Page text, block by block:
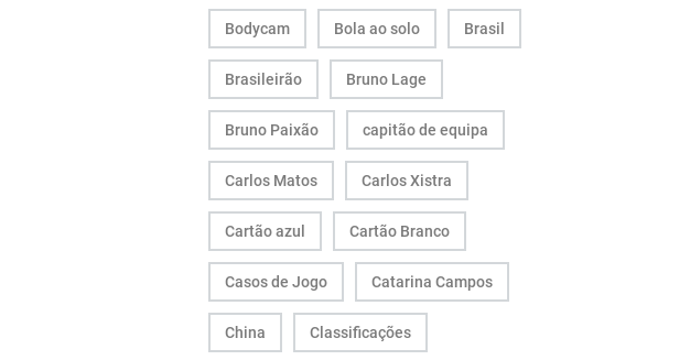
Bodycam Bola ao solo Brasil
Brasileirão Bruno Lage
Bruno Paixão capitão de equipa
Carlos Matos Carlos Xistra
Cartão azul Cartão Branco
Casos de Jogo Catarina Campos
China Classificações